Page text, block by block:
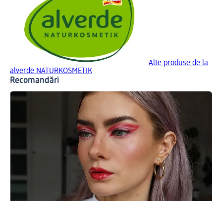
Alte produse de la
alverde NATURKOSMETIK
Recomandări